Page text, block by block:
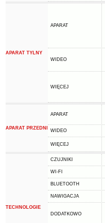
APARAT TYLNY
APARAT
WIDEO
WIĘCEJ
APARAT PRZEDNI
APARAT
WIDEO
WIĘCEJ
TECHNOLOGIE
CZUJNIKI
WI-FI
BLUETOOTH
NAWIGACJA
DODATKOWO